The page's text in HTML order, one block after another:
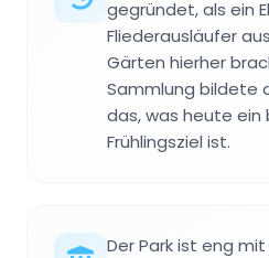
gegründet, als ein
Fliederausläufer
Gärten hierher
Sammlung bildete
das, was heute ein
Frühlingsziel ist.
Der Park ist eng